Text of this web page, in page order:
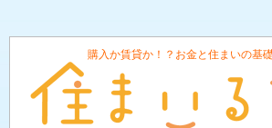
購入か賃貸か！？お金と住まいの基